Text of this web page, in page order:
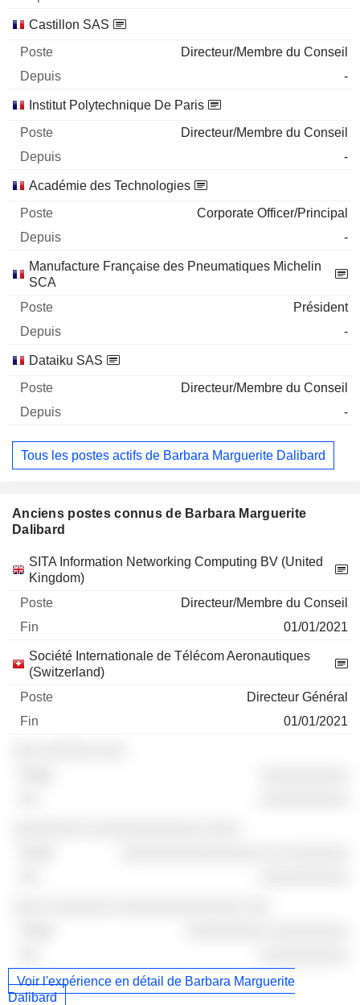
Castillon SAS
Directeur/Membre du Conseil
-
Institut Polytechnique De Paris
Directeur/Membre du Conseil
-
Académie des Technologies
Corporate Officer/Principal
-
Manufacture Française des Pneumatiques Michelin
SCA
Président
-
Dataiku SAS
Directeur/Membre du Conseil
-
Tous les postes actifs de Barbara Marguerite Dalibard
Anciens postes connus de Barbara Marguerite
Dalibard
Sociétés Poste Fin
SITA Information Networking Computing BV (United
Kingdom)
Directeur/Membre du Conseil
01/01/2021
Société Internationale de Télécom Aeronautiques
(Switzerland)
Directeur Général
01/01/2021
Voir l'expérience en détail de Barbara Marguerite
Dalibard